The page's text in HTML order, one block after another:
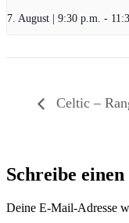
7. August | 9:30 p.m. -
Celtic –
Schreibe
Deine E-Mail-Adresse